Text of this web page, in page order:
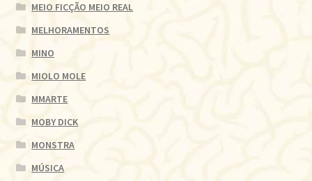
MEIO FICÇÃO MEIO REAL
MELHORAMENTOS
MINO
MIOLO MOLE
MMARTE
MOBY DICK
MONSTRA
MÚSICA